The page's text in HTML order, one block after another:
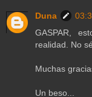
Duna
GASPAR,
realidad. No
Muchas
Un beso...